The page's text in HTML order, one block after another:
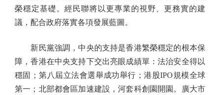
榮穩定基礎。經民聯將以更專業的視野、更務實的建
議，配合政府落實各項發展藍圖。
新民黨強調，中央的支持是香港繁榮穩定的根本保
障，香港在中央支持下交出亮眼成績單：法治安全得以
穩固；第八屆立法會選舉成功舉行；港股IPO規模全球
第一；北部都會區加速建設，河套科創園開園。廣大市